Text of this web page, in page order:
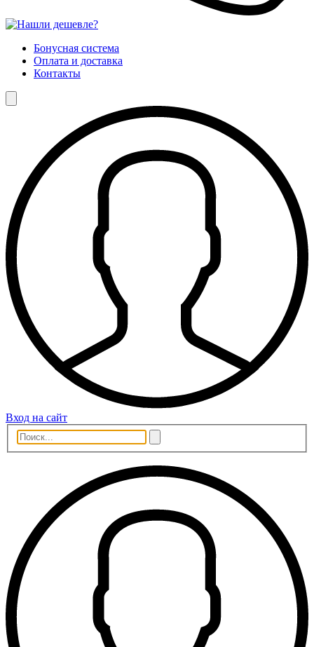
Бонусная система
Оплата и доставка
Контакты
Вход на сайт